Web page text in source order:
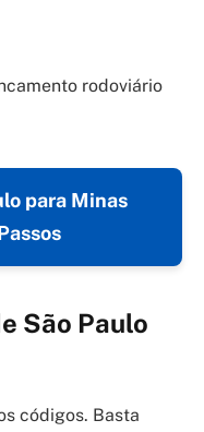
rodoviário
para Minas
São Paulo
códigos. Basta